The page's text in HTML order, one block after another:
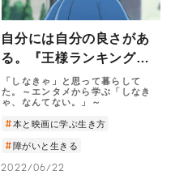
自分には自分の良さがあ
る。『王様ランキング』
の主人公・ボッジが見つ
けた“自分らしい生き
「しなきゃ」と思って暮らして
た。～エンタメから学ぶ「しなき
ゃ、なんてない。」～
本と映画に学ぶ生き方
障がいと生きる
2022/06/22